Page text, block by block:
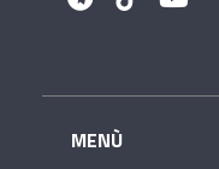
MENÙ